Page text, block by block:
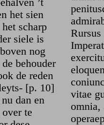
’t
het sien
scharp
siele is
nog
behouder
de reden
[p. 10]
dan en
te
Rursus
vitae
omnia,